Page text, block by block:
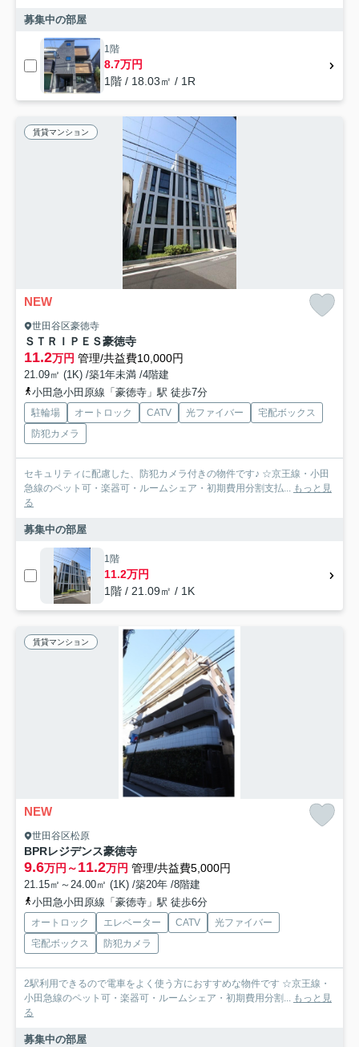
募集中の部屋
1階
8.7万円
1階 / 18.03㎡ / 1R
賃貸マンション
NEW
世田谷区豪徳寺
ＳＴＲＩＰＥＳ豪徳寺
11.2万円 管理/共益費10,000円
21.09㎡ (1K) /築1年未満 /4階建
小田急小田原線「豪徳寺」駅 徒歩7分
駐輪場 オートロック CATV 光ファイバー
宅配ボックス
防犯カメラ
セキュリティに配慮した、防犯カメラ付きの物件です♪ ☆京王線・小田
急線のペット可・楽器可・ルームシェア・初期費用分割支払... もっと見
る
募集中の部屋
1階
11.2万円
1階 / 21.09㎡ / 1K
賃貸マンション
NEW
世田谷区松原
BPRレジデンス豪徳寺
9.6万円～11.2万円 管理/共益費5,000円
21.15㎡～24.00㎡ (1K) /築20年 /8階建
小田急小田原線「豪徳寺」駅 徒歩6分
オートロック エレベーター CATV
光ファイバー
宅配ボックス
防犯カメラ
2駅利用できるので電車をよく使う方におすすめな物件です ☆京王線・
小田急線のペット可・楽器可・ルームシェア・初期費用分割... もっと見
る
募集中の部屋